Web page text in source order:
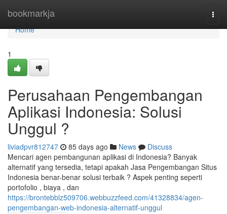
bookmarkja
Home
Home
1
Perusahaan Pengembangan
Aplikasi Indonesia: Solusi
Unggul ?
liviadpvr812747 85 days ago News
Discuss
Mencari agen pembangunan aplikasi di Indonesia? Banyak
alternatif yang tersedia, tetapi apakah Jasa Pengembangan Situs
Indonesia benar-benar solusi terbaik ? Aspek penting seperti
portofolio , biaya , dan
https://brontebblz509706.webbuzzfeed.com/41328834/agen-
pengembangan-web-indonesia-alternatif-unggul